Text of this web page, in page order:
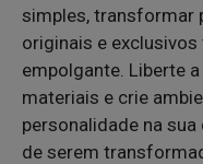
simples, transformar
originais e
empolgante. Liberte
materiais e crie
personalidade na
de serem